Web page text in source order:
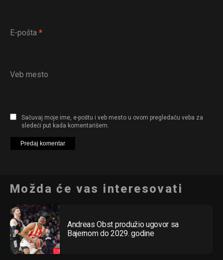
E-pošta *
Veb mesto
Sačuvaj moje ime, e-poštu i veb mesto u ovom pregledaču veba za
sledeći put kada komentarišem.
Možda će vas interesovati
Andreas Obst produžio ugovor sa
Bajernom do 2029. godine